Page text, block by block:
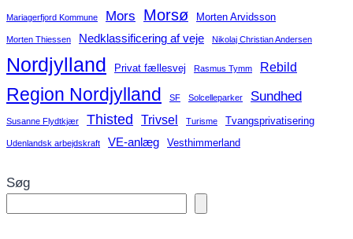
Mariagerfjord Kommune Mors Morsø Morten Arvidsson
Morten Thiessen Nedklassificering af veje Nikolaj Christian Andersen
Nordjylland Privat fællesvej Rasmus Tymm Rebild
Region Nordjylland SF Solcelleparker Sundhed
Susanne Flydtkjær Thisted Trivsel Turisme Tvangsprivatisering
Udenlandsk arbejdskraft VE-anlæg Vesthimmerland
Søg